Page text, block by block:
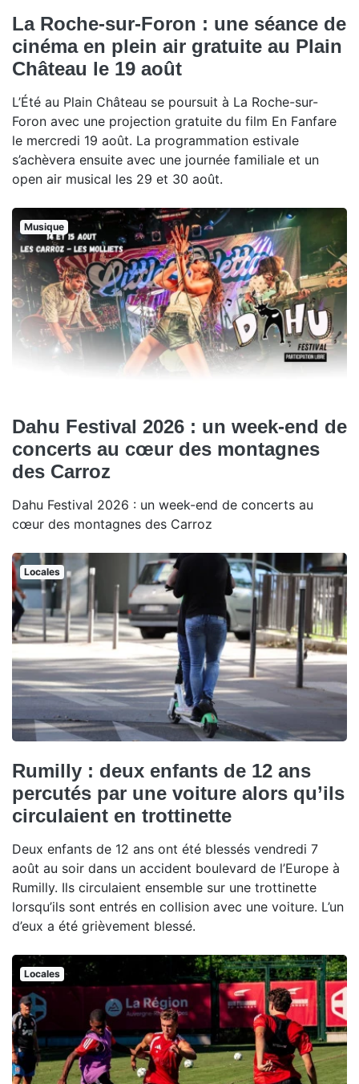
La Roche-sur-Foron : une séance de
cinéma en plein air gratuite au Plain
Château le 19 août
L’Été au Plain Château se poursuit à La Roche-sur-
Foron avec une projection gratuite du film En Fanfare
le mercredi 19 août. La programmation estivale
s’achèvera ensuite avec une journée familiale et un
open air musical les 29 et 30 août.
Musique
Dahu Festival 2026 : un week-end de
concerts au cœur des montagnes
des Carroz
Dahu Festival 2026 : un week-end de concerts au
cœur des montagnes des Carroz
Locales
Rumilly : deux enfants de 12 ans
percutés par une voiture alors qu’ils
circulaient en trottinette
Deux enfants de 12 ans ont été blessés vendredi 7
août au soir dans un accident boulevard de l’Europe à
Rumilly. Ils circulaient ensemble sur une trottinette
lorsqu’ils sont entrés en collision avec une voiture. L’un
d’eux a été grièvement blessé.
Locales